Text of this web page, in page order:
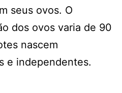
seus ovos. O
dos ovos varia de 90
nascem
e independentes.